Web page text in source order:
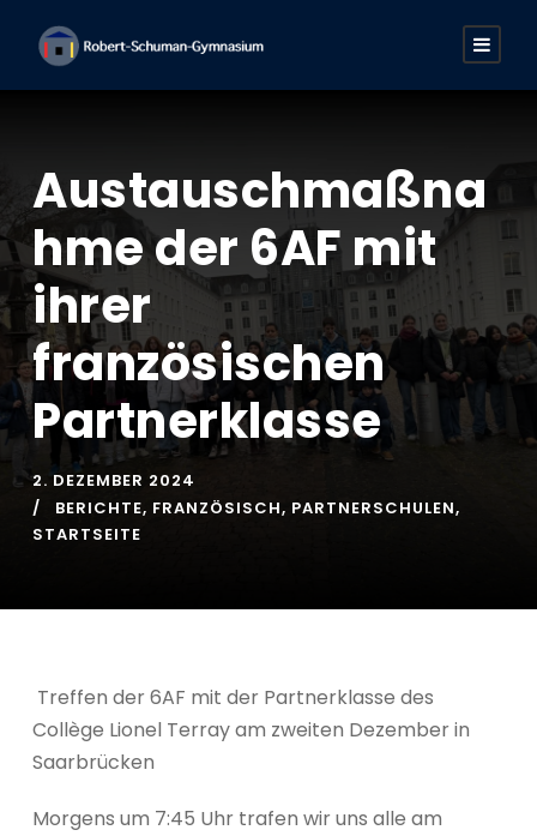
Austauschmaßna
hme der 6AF mit
ihrer
französischen
Partnerklasse
2. DEZEMBER 2024
BERICHTE, FRANZÖSISCH, PARTNERSCHULEN,
STARTSEITE
Treffen der 6AF mit der Partnerklasse des
Collège Lionel Terray am zweiten Dezember in
Saarbrücken
Morgens um 7:45 Uhr trafen wir uns alle am